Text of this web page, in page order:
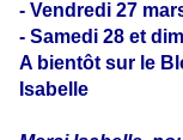
- Vendredi 27
- Samedi 28 et
A bientôt sur le
Isabelle